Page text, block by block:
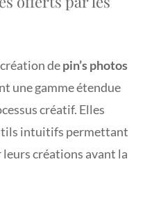
depin’s photos
une gamme étendue
créatif. Elles
intuitifs permettant
créations avant la